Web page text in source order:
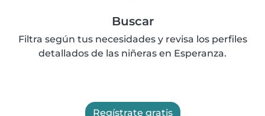
Buscar
Filtra según tus necesidades y revisa los perfiles
detallados de las niñeras en Esperanza.
Regístrate gratis